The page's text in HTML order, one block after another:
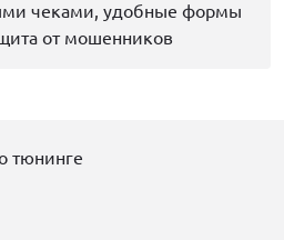
чеками, удобные формы
от мошенников
тюнинге